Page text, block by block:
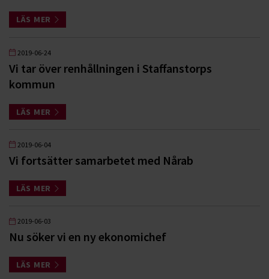
LÄS MER
2019-06-24
Vi tar över renhållningen i Staffanstorps
kommun
LÄS MER
2019-06-04
Vi fortsätter samarbetet med Nårab
LÄS MER
2019-06-03
Nu söker vi en ny ekonomichef
LÄS MER